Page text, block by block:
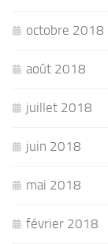
octobre 2018
août 2018
juillet 2018
juin 2018
mai 2018
février 2018